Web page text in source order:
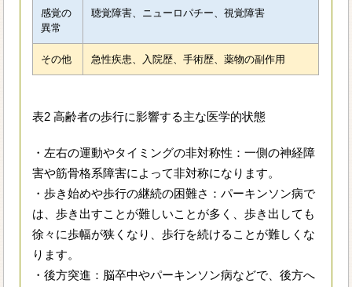
感覚の
異常
聴覚障害、ニューロパチー、視覚障害
その他 急性疾患、入院歴、手術歴、薬物の副作用
表2 高齢者の歩行に影響する主な医学的状態
・左右の運動やタイミングの非対称性：一側の神経障
害や筋骨格系障害によって非対称になります。
・歩き始めや歩行の継続の困難さ：パーキンソン病で
は、歩き出すことが難しいことが多く、歩き出しても
徐々に歩幅が狭くなり、歩行を続けることが難しくな
ります。
・後方突進：脳卒中やパーキンソン病などで、後方へ